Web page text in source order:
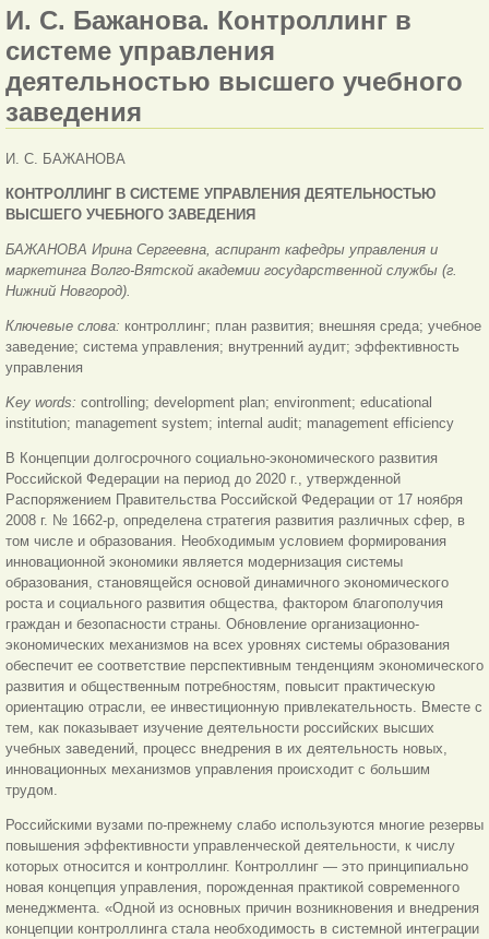
И. С. Бажанова. Контроллинг в
системе управления
деятельностью высшего учебного
заведения
И. С. БАЖАНОВА
КОНТРОЛЛИНГ В СИСТЕМЕ УПРАВЛЕНИЯ ДЕЯТЕЛЬНОСТЬЮ
ВЫСШЕГО УЧЕБНОГО ЗАВЕДЕНИЯ
БАЖАНОВА Ирина Сергеевна, аспирант кафедры управления и
маркетинга Волго-Вятской академии государственной службы (г.
Нижний Новгород).
Ключевые слова: контроллинг; план развития; внешняя среда; учебное
заведение; система управления; внутренний аудит; эффективность
управления
Key words: controlling; development plan; environment; educational
institution; management system; internal audit; management efficiency
В Концепции долгосрочного социально-экономического развития
Российской Федерации на период до 2020 г., утвержденной
Распоряжением Правительства Российской Федерации от 17 ноября
2008 г. № 1662-р, определена стратегия развития различных сфер, в
том числе и образования. Необходимым условием формирования
инновационной экономики является модернизация системы
образования, становящейся основой динамичного экономического
роста и социального развития общества, фактором благополучия
граждан и безопасности страны. Обновление организационно-
экономических механизмов на всех уровнях системы образования
обеспечит ее соответствие перспективным тенденциям экономического
развития и общественным потребностям, повысит практическую
ориентацию отрасли, ее инвестиционную привлекательность. Вместе с
тем, как показывает изучение деятельности российских высших
учебных заведений, процесс внедрения в их деятельность новых,
инновационных механизмов управления происходит с большим
трудом.
Российскими вузами по-прежнему слабо используются многие резервы
повышения эффективности управленческой деятельности, к числу
которых относится и контроллинг. Контроллинг — это принципиально
новая концепция управления, порожденная практикой современного
менеджмента. «Одной из основных причин возникновения и внедрения
концепции контроллинга стала необходимость в системной интеграции